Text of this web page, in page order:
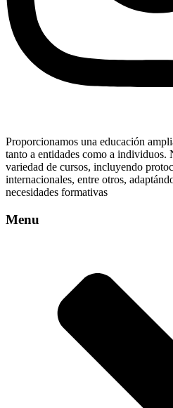
Proporcionamos una educación
tanto a entidades como a individuos.
variedad de cursos, incluyendo
internacionales, entre otros,
necesidades formativas
Menu